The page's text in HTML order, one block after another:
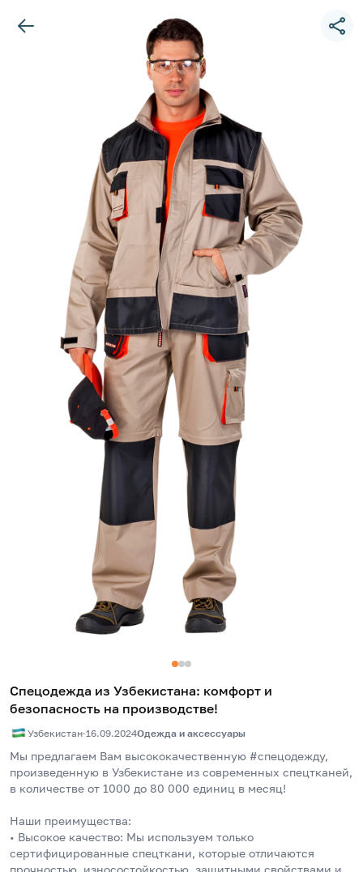
Спецодежда из Узбекистана: комфорт и
безопасность на производстве!
Узбекистан·16.09.2024Одежда и аксессуары
Мы предлагаем Вам высококачественную #спецодежду,
произведенную в Узбекистане из современных спецтканей,
в количестве от 1000 до 80 000 единиц в месяц!
Наши преимущества:
• Высокое качество: Мы используем только
сертифицированные спецткани, которые отличаются